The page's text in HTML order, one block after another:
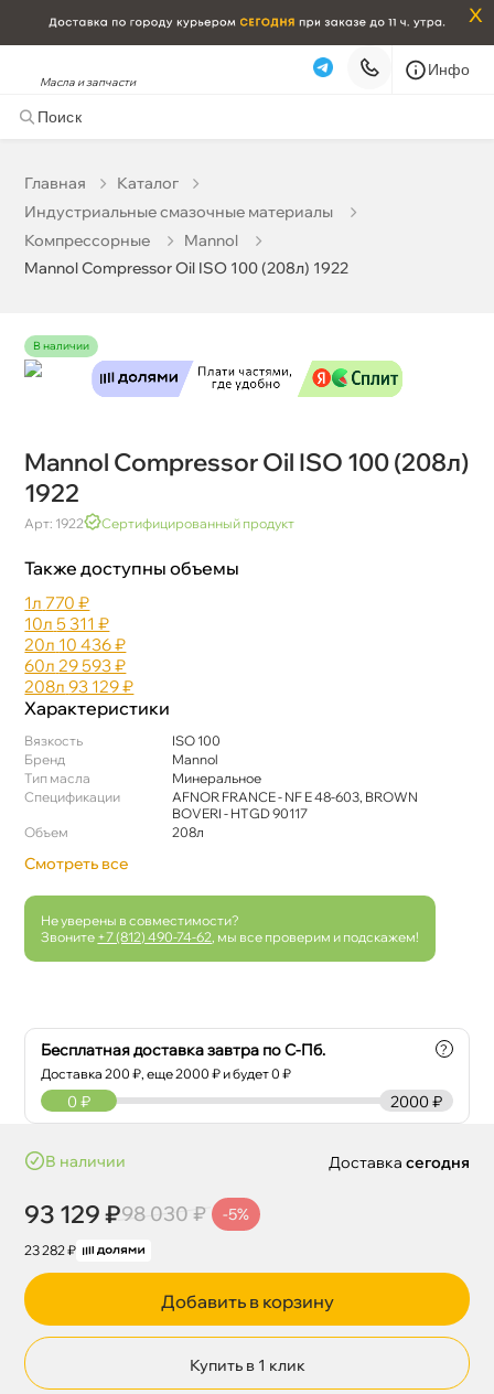
x
Масла и запчасти
Инфо
Главная
Катало
Индустриальные смазочные материалы
Компрессорные
Mannol
Mannol Compressor Oil ISO 100 (208л) 1922
наличии
Mannol Compressor Oil ISO 100 (208л)
1922
Арт: 1922 Сертифицированный продукт
Также доступны объемы
1л 770 ₽
10л 5 311 ₽
20л 10 436 ₽
60л 29 593 ₽
208л 93 129 ₽
Характеристики
язкость
ISO 100
Бренд
Mannol
Тип масла
Минеральное
Спецификации
AFNOR FRANCE - NF E 48-603, BROWN
BOVERI - HTGD 90117
Объем
208л
Смотреть все
Не уверены в совместимости?
Звоните +7 (812) 490-74-62 , мы все проверим и подскажем!
Бесплатная доставка завтра по С-Пб.
Доставка200 ₽, еще2000 ₽ и будет 0 ₽
?
2000 ₽
0 ₽
наличии
93 129 ₽98 030 ₽ -5%
23 282 ₽
Доставка сегодня
Добавить в корзину
Купить в 1 клик
Бесплатная
Срочная за 2 ч – 399 ₽
Карта Список